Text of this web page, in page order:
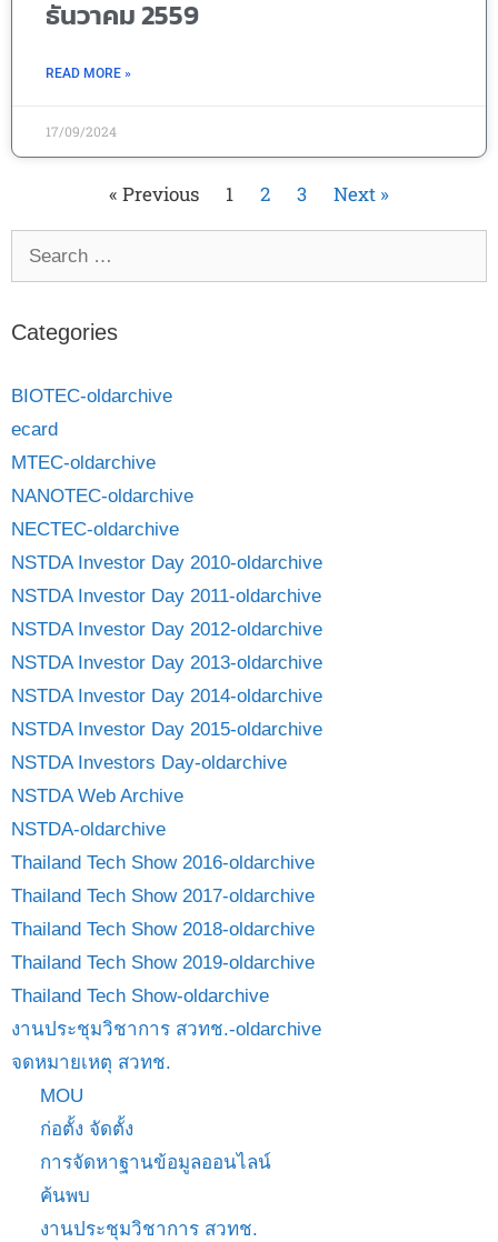
ธันวาคม 2559
READ MORE »
17/09/2024
« Previous 1 2 3 Next »
Categories
BIOTEC-oldarchive
ecard
MTEC-oldarchive
NANOTEC-oldarchive
NECTEC-oldarchive
NSTDA Investor Day 2010-oldarchive
NSTDA Investor Day 2011-oldarchive
NSTDA Investor Day 2012-oldarchive
NSTDA Investor Day 2013-oldarchive
NSTDA Investor Day 2014-oldarchive
NSTDA Investor Day 2015-oldarchive
NSTDA Investors Day-oldarchive
NSTDA Web Archive
NSTDA-oldarchive
Thailand Tech Show 2016-oldarchive
Thailand Tech Show 2017-oldarchive
Thailand Tech Show 2018-oldarchive
Thailand Tech Show 2019-oldarchive
Thailand Tech Show-oldarchive
งานประชุมวิชาการ สวทช.-oldarchive
จดหมายเหตุ สวทช.
MOU
ก่อตั้ง จัดตั้ง
การจัดหาฐานข้อมูลออนไลน์
ค้นพบ
งานประชุมวิชาการ สวทช.